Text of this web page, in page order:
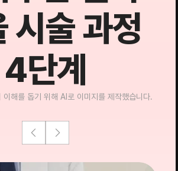
시술 과정
4단계
해를 돕기 위해 AI로 이미지를 제작했습니다.